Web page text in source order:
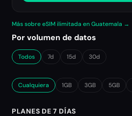
Más sobre eSIM ilimitada en Guatemala →
Por volumen de datos
Todos 7d 15d 30d
Cualquiera 1GB 3GB 5GB
PLANES DE 7 DÍAS